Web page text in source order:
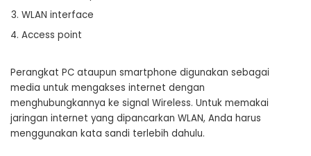
WLAN interface
Access point
Perangkat PC ataupun smartphone digunakan sebagai
media untuk mengakses internet dengan
menghubungkannya ke signal Wireless. Untuk memakai
jaringan internet yang dipancarkan WLAN, Anda harus
menggunakan kata sandi terlebih dahulu.